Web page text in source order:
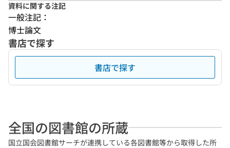
資料に関する注記
一般注記：
博士論文
書店で探す
書店で探す
全国の図書館の所蔵
国立国会図書館サーチが連携している各図書館等から取得した所